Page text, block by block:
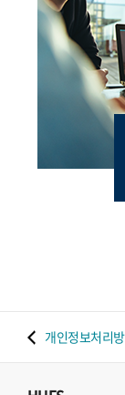
개인정보처리